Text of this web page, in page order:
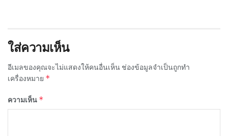
ใส่ความเห็น
อีเมลของคุณจะไม่แสดงให้คนอื่นเห็น ช่องข้อมูลจำเป็นถูกทำ
เครื่องหมาย *
ความเห็น *